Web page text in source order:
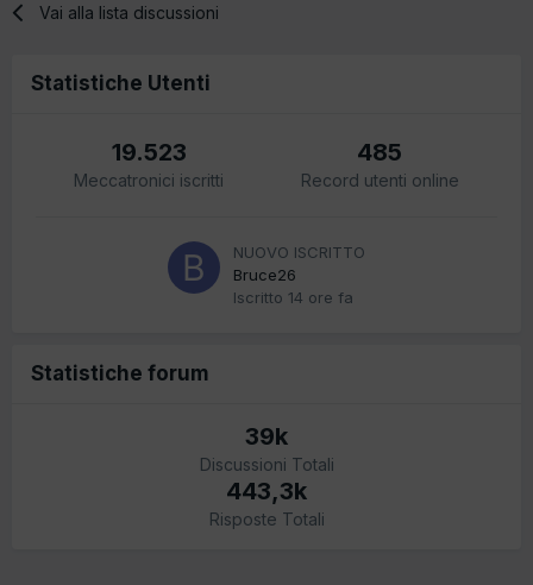
Vai alla lista discussioni
Statistiche Utenti
19.523
Meccatronici iscritti
485
Record utenti online
NUOVO ISCRITTO
Bruce26
Iscritto 14 ore fa
Statistiche forum
39k
Discussioni Totali
443,3k
Risposte Totali